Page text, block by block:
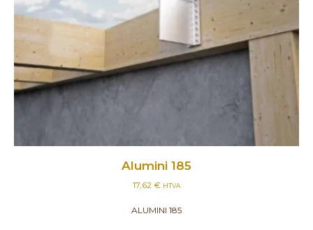
Alumini 185
17,62 € HTVA
ALUMINI 185